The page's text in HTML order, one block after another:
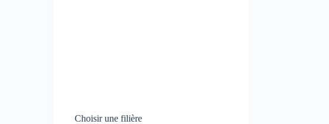
Choisir une filière